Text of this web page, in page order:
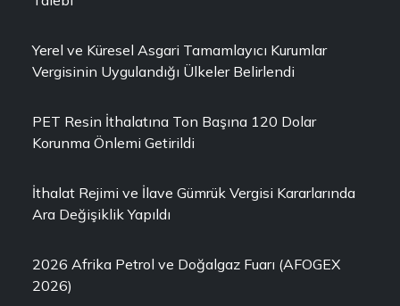
Yerel ve Küresel Asgari Tamamlayıcı Kurumlar
Vergisinin Uygulandığı Ülkeler Belirlendi
PET Resin İthalatına Ton Başına 120 Dolar
Korunma Önlemi Getirildi
İthalat Rejimi ve İlave Gümrük Vergisi Kararlarında
Ara Değişiklik Yapıldı
2026 Afrika Petrol ve Doğalgaz Fuarı (AFOGEX
2026)